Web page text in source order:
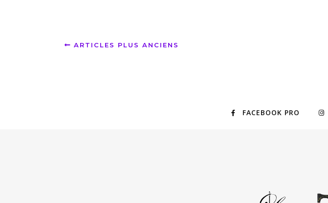
ARTICLES PLUS ANCIENS
FACEBOOK PRO